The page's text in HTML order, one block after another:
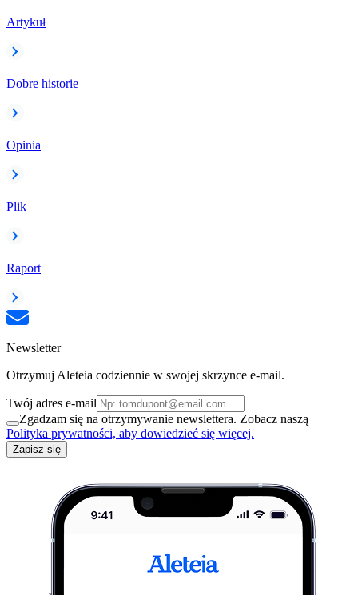
Artykuł
Dobre historie
Opinia
Plik
Raport
Newsletter
Otrzymuj Aleteia codziennie w swojej skrzynce e-mail.
Twój adres e-mail
Zgadzam się na otrzymywanie newslettera. Zobacz naszą
Polityka prywatności, aby dowiedzieć się więcej.
Zapisz się